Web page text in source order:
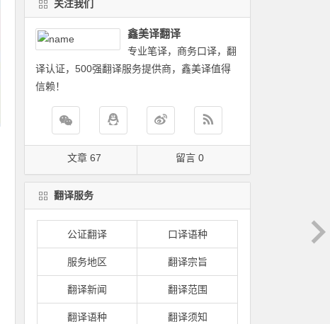
关注我们
鑫美译翻译
专业笔译，商务口译，翻
译认证，500强翻译服务提供商，鑫美译值得
信赖！
文章 67 留言 0
翻译服务
公证翻译 口译语种
服务地区 翻译宗旨
翻译新闻 翻译范围
翻译语种 翻译须知